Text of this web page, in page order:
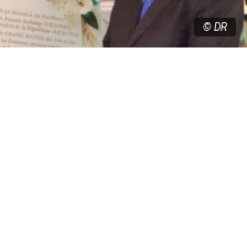
© DR